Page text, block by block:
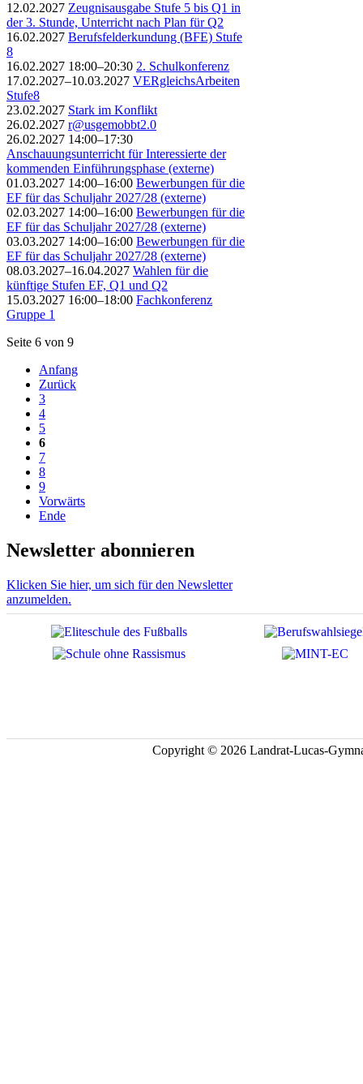
12.02.2027 Zeugnisausgabe Stufe 5 bis Q1 in
der 3. Stunde, Unterricht nach Plan für Q2
16.02.2027 Berufsfelderkundung (BFE) Stufe
8
16.02.2027 18:00–20:30 2. Schulkonferenz
17.02.2027–10.03.2027 VERgleichsArbeiten
Stufe8
23.02.2027 Stark im Konflikt
26.02.2027 r@usgemobbt2.0
26.02.2027 14:00–17:30
Anschauungsunterricht für Interessierte der
kommenden Einführungsphase (externe)
01.03.2027 14:00–16:00 Bewerbungen für die
EF für das Schuljahr 2027/28 (externe)
02.03.2027 14:00–16:00 Bewerbungen für die
EF für das Schuljahr 2027/28 (externe)
03.03.2027 14:00–16:00 Bewerbungen für die
EF für das Schuljahr 2027/28 (externe)
08.03.2027–16.04.2027 Wahlen für die
künftige Stufen EF, Q1 und Q2
15.03.2027 16:00–18:00 Fachkonferenz
Gruppe 1
Seite 6 von 9
Anfang
Zurück
3
4
5
6
7
8
9
Vorwärts
Ende
Newsletter abonnieren
Klicken Sie hier, um sich für den Newsletter
anzumelden.
Copyright © 2026 Landrat-Lucas-